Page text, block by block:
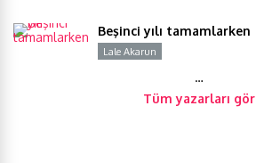
Beşinci yılı tamamlarken
Lale Akarun
…
Tüm yazarları gör